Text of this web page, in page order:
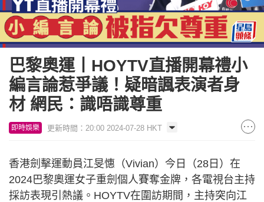
巴黎奧運丨HOYTV直播開幕禮小
編言論惹爭議！疑暗諷表演者身
材 網民：識唔識尊重
即時娛樂 更新時間：20:00 2024-07-28 HKT
香港劍擊運動員江旻憓（Vivian）今日（28日）在
2024巴黎奧運女子重劍個人賽奪金牌，各電視台主持
採訪表現引熱議。HOYTV在圍訪期間，主持突向江